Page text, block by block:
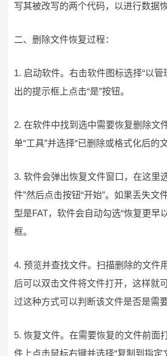
写其被改写的两个代码，以进行数据恢
二、删除文件恢复过程：
1. 启动软件。右击软件图标选择“以
出的提示框上点击“是”按钮。
2. 在软件中找到选中需要恢复删除文
单“工具”并选择“已删除或格式化后的
3. 软件会弹出恢复文件窗口，在这里
件”然后点击按钮“开始”。如果丢失文
型是FAT，软件会自动勾选“恢复更早
框。
4. 预览并查找文件。扫描删除的文件
后可以双击文件将文件打开，这样就
过这种方式可以判断该文件是否是需
5. 恢复文件。在需要恢复的文件前面
件上点击鼠标右键并选择“复制到指定